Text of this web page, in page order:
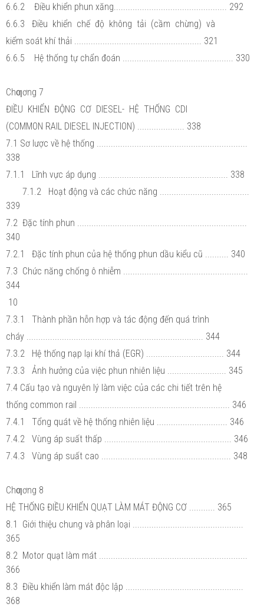
6.6.2 Điều khiển phun xăng................................................ 292
6.6.3 Điều khiển chế độ không tải (cầm chừng) và
kiểm soát khí thải ...................................................... 321
6.6.5 Hệ thống tự chẩn đoán ............................................... 330
Chƣơng 7
ĐIỀU KHIỂN ĐỘNG CƠ DIESEL- HỆ THỐNG CDI
(COMMON RAIL DIESEL INJECTION) .................... 338
7.1 Sơ lược về hệ thống ................................................................
338
7.1.1 Lĩnh vực áp dụng ....................................................... 338
7.1.2 Hoạt động và các chức năng ......................................
339
7.2 Đặc tính phun ........................................................................
340
7.2.1 Đặc tính phun của hệ thống phun dầu kiểu cũ .......... 340
7.3 Chức năng chống ô nhiễm .....................................................
344
10
7.3.1 Thành phần hỗn hợp và tác động đến quá trình
cháy ........................................................................... 344
7.3.2 Hệ thống nạp lại khí thả (EGR) ................................. 344
7.3.3 Ảnh hưởng của việc phun nhiên liệu ......................... 345
7.4 Cấu tạo và nguyên lý làm việc của các chi tiết trên hệ
thống common rail ................................................................ 346
7.4.1 Tổng quát về hệ thống nhiên liệu .............................. 346
7.4.2 Vùng áp suất thấp ...................................................... 346
7.4.3 Vùng áp suất cao ....................................................... 348
Chƣơng 8
HỆ THỐNG ĐIỀU KHIỂN QUẠT LÀM MÁT ĐỘNG CƠ ........... 365
8.1 Giới thiệu chung và phân loại ...............................................
365
8.2 Motor quạt làm mát ...............................................................
366
8.3 Điều khiển làm mát độc lập ..................................................
368